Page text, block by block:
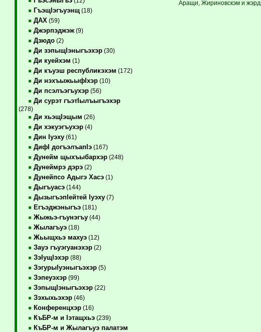
ГъэщIэгъуэнщ(18)
ДАХ (59)
Джэрпэджэж(9)
Дзюдо(2)
Ди зэпыщIэныгъэхэр(30)
Ди куейхэм (1)
Ди къуэш республикэхэм (172)
Ди нэхъыжьыфIхэр(10)
Ди псэлъэгъухэр(56)
Ди сурэт гъэтIылъыгъэхэр
(278)
Ди хьэщIэщым (26)
Ди хэкуэгъухэр(4)
Дин Iуэху(61)
ДифI догъэлъапIэ(167)
Дунейм щыхъыбархэр(248)
Дунеймрэ дэрэ(2)
Дунейпсо Адыгэ Хасэ(1)
Дыгъуасэ(144)
ДызыгъэпIейтей Iуэху(7)
Егъэджэныгъэ(181)
Жыжьэ-гъунэгъу(44)
Жылагъуэ(18)
Жьыщхьэ махуэ(12)
Зауэ гъуэгуанэхэр(2)
ЗэIущIэхэр(88)
ЗэгурыIуэныгъэхэр(5)
Зэпеуэхэр(99)
ЗэпыщIэныгъэхэр(22)
Зэхыхьэхэр(46)
Конференцхэр(16)
КъБР-м и Iэтащхьэ(239)
КъБР-м и Жылагъуэ палатэм
Аращи, Жириновскэм и